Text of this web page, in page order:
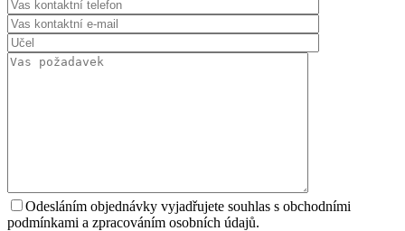
Odesláním objednávky vyjadřujete souhlas s obchodními
podmínkami a zpracováním osobních údajů.